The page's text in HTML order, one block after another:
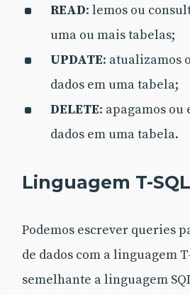
READ: lemos ou
uma ou mais tabelas;
UPDATE: atualizamos
dados em uma tabela;
DELETE: apagamos ou
dados em uma tabela.
Linguagem T-SQL
Podemos escrever queries
de dados com a linguagem
semelhante a linguagem